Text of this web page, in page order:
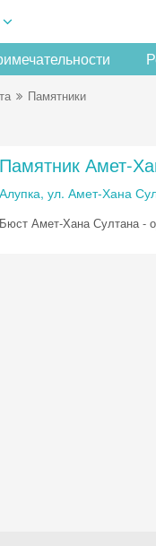
Памятники
Памятник Амет-
Алупка, ул. Амет-Хана
Бюст Амет-Хана Султана -